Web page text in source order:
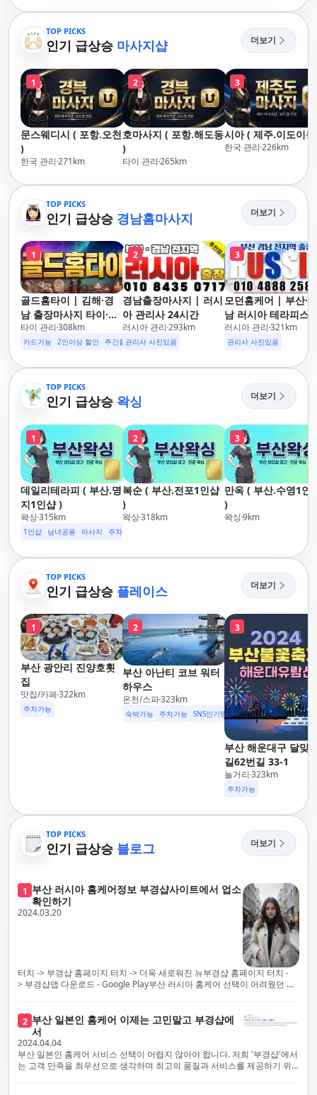
TOP PICKS
인기 급상승 마사지샵 더보기
1
문스웨디시 ( 포항.오천
)
한국 관리 271km
2
호마사지 ( 포항.해도동
)
타이 관리 265km
3
시아 ( 제주.이도이
한국 관리 226km
TOP PICKS
인기 급상승 경남홈마사지 더보기
1
골드홈타이 | 김해·경
남 출장마사지 타이·아
로마·스웨디시
타이 관리 308km
카드가능 2인이상 할인 주간할인 후기할인 생일할인 군인할인
2
경남출장마사지 | 러시
아 관리사 24시간
러시아 관리 293km
관리사 사진있음
3
모던홈케어 | 부산·경
남 러시아 테라피스
방문 마사지
러시아 관리 321km
관리사 사진있음
TOP PICKS
인기 급상승 왁싱 더보기
1
데일리테라피 ( 부산.명
지1인샵 )
왁싱315km
1인샵 남녀공용 마사지 주차가능
2
복순 ( 부산.전포1인샵
)
왁싱318km
3
만옥 ( 부산.수영1인
)
왁싱9km
TOP PICKS
인기 급상승 플레이스 더보기
1
부산 광안리 진양호횟
집
맛집/카페322km
주차가능
2
부산 아난티 코브 워터
하우스
온천/스파323km
숙박가능 주차가능 SNS인기명소
3
부산 해운대구 달맞
길62번길 33-1
놀거리 323km
주차가능
TOP PICKS
인기 급상승 블로그 더보기
1 부산 러시아 홈케어정보 부경샵사이트에서 업소
확인하기
2024.03.20
터치 -> 부경샵 홈페이지 터치 -> 더욱 새로워진 뉴부경샵 홈페이지 터치 -
> 부경샵앱 다운로드 - Google Play부산 러시아 홈케어 선택이 어려웠던 시
스의 모든 과정을 후불제로 운영합니다. 이는 고객님의 최대 편의를 보장하
기 위한 부경샵의 약속입니다.부경샵은 현장에서 바로 고객님께 서비스를
제공하는 깨끗하고 전문적으로 훈련된 관리사들을 다수 보유하고 있음을 자
랑스럽게 생각합니다. 이는 프리미엄 부산 러시아 홈케어 경험을 제공하기
위한 부경샵의 노력의 일환입니다.현 시대의 불확실성 속에서, 안전은 부경
2 부산 일본인 홈케어 이제는 고민말고 부경샵에
서
2024.04.04
부산 일본인 홈케어 서비스 선택이 어렵지 않아야 합니다. 저희 '부경샵'에서
는 고객 만족을 최우선으로 생각하며 최고의 품질과 서비스를 제공하기 위